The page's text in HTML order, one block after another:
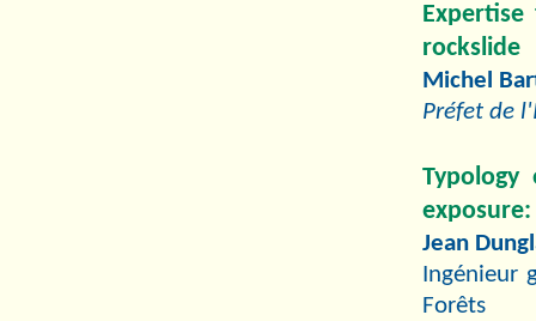
rockslide
Michel
Préfet de
exposure:
Jean
Ingénieur
Forêts